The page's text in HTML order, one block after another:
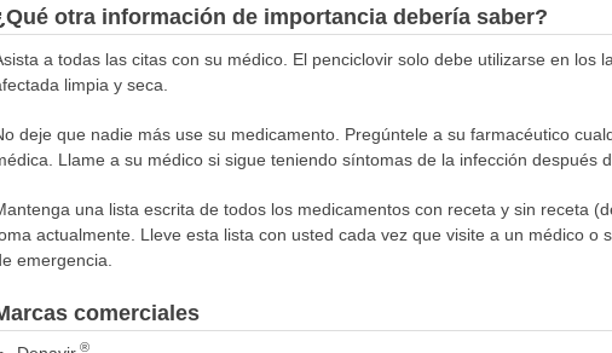
otra información de importancia debería saber?
a todas las citas con su médico. El penciclovir solo debe utilizarse en los
limpia y seca.
deje que nadie más use su medicamento. Pregúntele a su farmacéutico
Llame a su médico si sigue teniendo síntomas de la infección después
una lista escrita de todos los medicamentos con receta y sin receta
actualmente. Lleve esta lista con usted cada vez que visite a un médico
emergencia.
comerciales
®